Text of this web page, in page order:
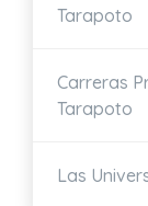
Tarapoto
Carreras
Tarapoto
Las